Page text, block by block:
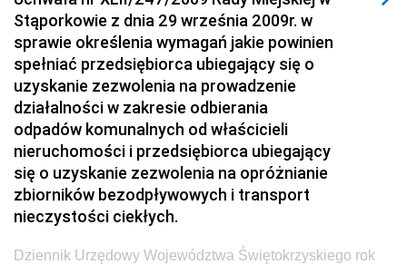
Dziennik Urzędowy Ministra Rozwoju i Finansów
Dziennik Urzędowy Wyższego Urzędu Górniczego
Dziennik Urzędowy Prezesa Urzędu Transportu
Kolejowego
Dziennik Urzędowy Ministra Przedsiębiorczości i
Technologii
Dziennik Urzędowy Ministra Inwestycji i Rozwoju
Dziennik Urzędowy Naczelnego Dyrektora Archiwów
Państwowych
Dziennik Urzędowy Ministra Finansów, Inwestycji i
Stąporkowie z dnia 29 września 2009r. w
sprawie określenia wymagań jakie powinien
spełniać przedsiębiorca ubiegający się o
uzyskanie zezwolenia na prowadzenie
działalności w zakresie odbierania
odpadów komunalnych od właścicieli
nieruchomości i przedsiębiorca ubiegający
się o uzyskanie zezwolenia na opróżnianie
zbiorników bezodpływowych i transport
nieczystości ciekłych.
Dziennik Urzędowy Województwa Świętokrzyskiego rok